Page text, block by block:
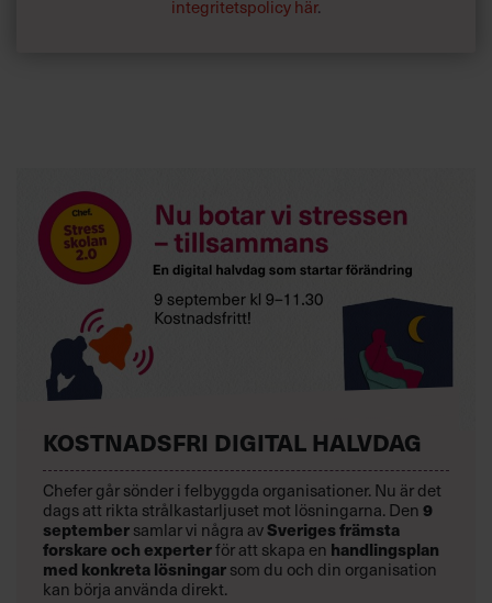
Man jobbar mycket med att få upp energierna, och då
alla mina beslut att jag tar med personalgrupper som
tidigare varit marginaliserade, som tekniker och de som
arbetar i scenverkstaden. Jag månar om dem som inte
står på scen.«
integritetspolicy här.
KOSTNADSFRI DIGITAL HALVDAG
Chefer går sönder i felbyggda organisationer. Nu är det
dags att rikta strålkastarljuset mot lösningarna. Den9
septembersamlar vi några avSveriges främsta
forskare och experterför att skapa en handlingsplan
med konkreta lösningarsom du och din organisation
kan börja använda direkt.